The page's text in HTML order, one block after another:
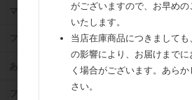
マーガリン
フィリング
あんこ
フルーツ（果物）缶詰
がございますので、お早め
いたします。
当店在庫商品につきまして
の影響により、お届けまで
く場合がございます。あら
さい。